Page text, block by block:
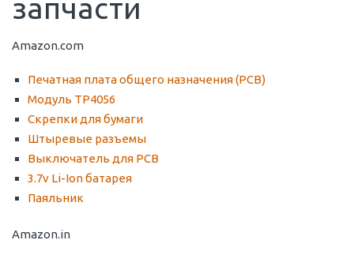
запчасти
Amazon.com
Печатная плата общего назначения (PCB)
Модуль TP4056
Скрепки для бумаги
Штыревые разъемы
Выключатель для PCB
3.7v Li-Ion батарея
Паяльник
Amazon.in